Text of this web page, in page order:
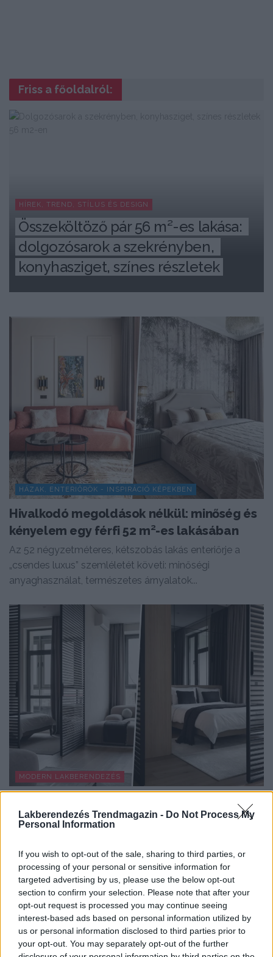
Lakberendezés Trendmagazin - Do Not Process My
Personal Information
If you wish to opt-out of the sale, sharing to third parties, or
processing of your personal or sensitive information for
targeted advertising by us, please use the below opt-out
section to confirm your selection. Please note that after your
opt-out request is processed you may continue seeing
interest-based ads based on personal information utilized by
us or personal information disclosed to third parties prior to
your opt-out. You may separately opt-out of the further
Friss a főoldalról:
HÍREK, TREND, STÍLUS ÉS DESIGN
Összeköltöző pár 56 m²-es lakása:
dolgozósarok a szekrényben,
konyhasziget, színes részletek
HÁZAK, ENTERIŐRÖK - INSPIRÁCIÓ KÉPEKBEN
Hivalkodó megoldások nélkül: minőség és
kényelem egy férfi 52 m²-es lakásában
Az 52 négyzetméteres, kétszobás lakás enteriőrje a
„csendes luxus” szemléletét követi: minőségi
anyaghasználat, természetes árnyalatok...
MODERN LAKBERENDEZÉS
Így lett a minimalista lakás barátságos:
fiatal pár új, 60 m²-es otthona
alakították ki, akik sokat utaznak, szívesen fogadnak...
TOVÁBBIAK BETÖLTÉSE
Praktikus lakberendezési ötletek